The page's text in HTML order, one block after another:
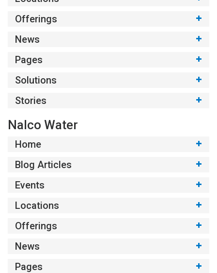
Offerings
News
Pages
Solutions
Stories
Nalco Water
Home
Blog Articles
Events
Locations
Offerings
News
Pages